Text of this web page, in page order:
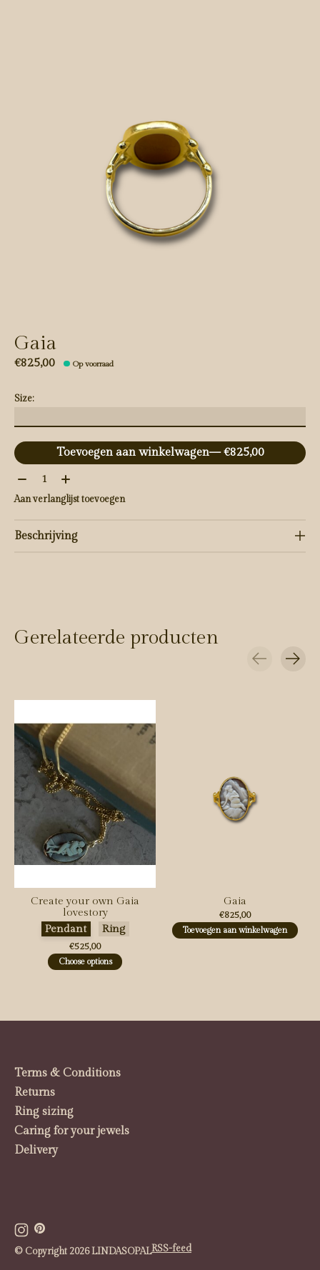
Gaia
€825,00 Op voorraad
Size:
Toevoegen aan winkelwagen
— €825,00
Aantal:
Aan verlanglijst toevoegen
Beschrijving
Gerelateerde producten
Create your own Gaia
lovestory
Maak een keuze:*
Pendant Ring
€525,00
Choose options
Gaia
€825,00
Toevoegen aan winkelwagen
Terms & Conditions
Returns
Ring sizing
Caring for your jewels
Delivery
© Copyright 2026 LINDASOPALRSS-feed